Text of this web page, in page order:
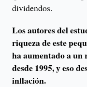
dividendos.
Los autores del
riqueza de este
ha aumentado a
desde 1995, y eso
inflación.